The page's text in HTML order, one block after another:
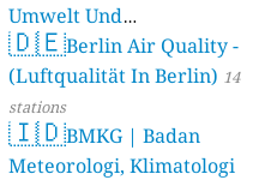
Umwelt Und
Verbraucherschutz) - LfU
46 stations
🇩🇪Berlin Air Quality -
(Luftqualität In Berlin) 14
stations
🇮🇩BMKG | Badan
Meteorologi, Klimatologi